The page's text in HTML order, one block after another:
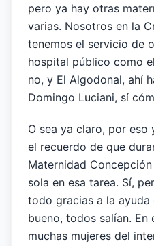
pero ya hay otras
varias. Nosotros en la
tenemos el servicio de
hospital público como
no, y El Algodonal, ahí
Domingo Luciani, sí
O sea ya claro, por
el recuerdo de que
Maternidad
sola en esa tarea. Sí,
todo gracias a la ayuda
bueno, todos salían. En
muchas mujeres del